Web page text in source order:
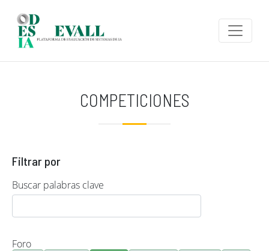
COMPETICIONES
Filtrar por
Buscar palabras clave
Foro